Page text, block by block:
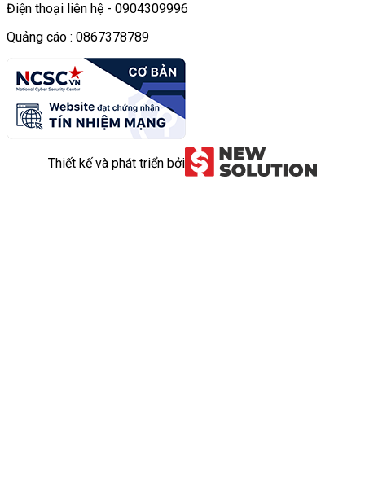
Điện thoại liên hệ - 0904309996
Quảng cáo : 0867378789
Thiết kế và phát triển bởi